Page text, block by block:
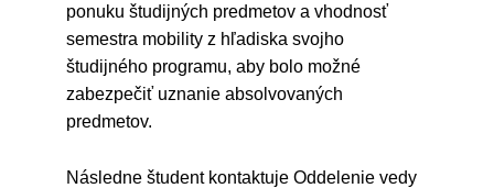
ponuku študijných predmetov a vhodnosť
semestra mobility z hľadiska svojho
študijného programu, aby bolo možné
zabezpečiť uznanie absolvovaných
predmetov.
Následne študent kontaktuje Oddelenie vedy